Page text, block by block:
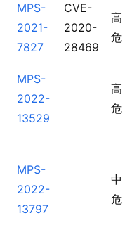
MPS-
2021-
7827
CVE-
2020-
28469
高
危
MPS-
2022-
13529
高
危
MPS-
2022-
13797
中
危